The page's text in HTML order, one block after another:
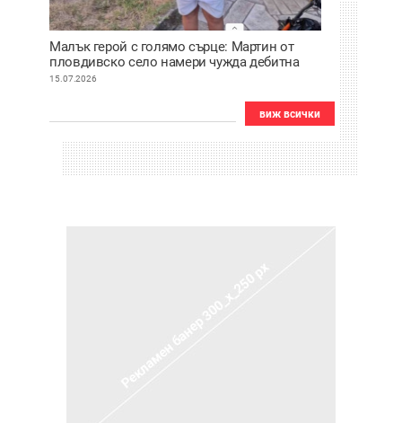
Малък герой с голямо сърце: Мартин от
пловдивско село намери чужда дебитна
карта и веднага я върна
15.07.2026
виж всички